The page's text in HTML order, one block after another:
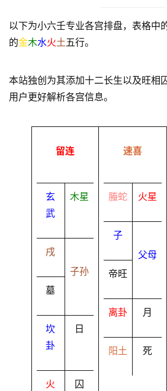
以下为小六壬专业各宫排盘，表格中
的金木水火土五行。
本站独创为其添加十二长生以及旺相
用户更好解析各宫信息。
留连
玄
武
木星
戌
墓
子孙
坎
卦
日
火 囚
速喜
螣蛇 火星
子
帝旺
父母
离卦 月
阳土 死